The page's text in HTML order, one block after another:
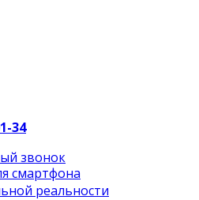
34
звонок
смартфона
реальности